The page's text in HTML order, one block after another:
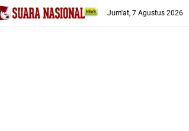
Jum'at, 7 Agustus 2026